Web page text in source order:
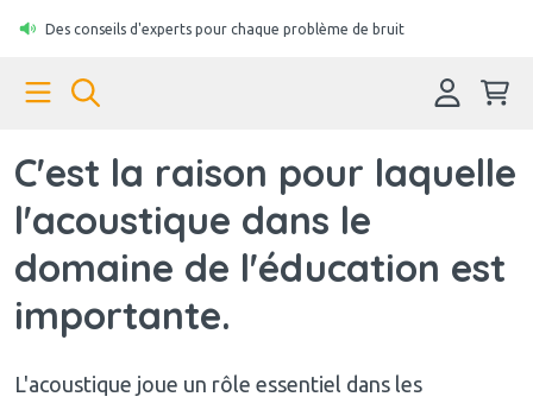
Des conseils d'experts pour chaque problème de bruit
C'est la raison pour laquelle
l'acoustique dans le
domaine de l'éducation est
importante.
L'acoustique joue un rôle essentiel dans les